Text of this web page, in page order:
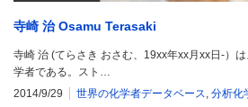
寺崎 治 Osamu Terasaki
寺崎 治 (てらさき おさむ、19xx年xx月xx日-）
学者である。スト…
2014/9/29
世界の化学者データベース, 分析化